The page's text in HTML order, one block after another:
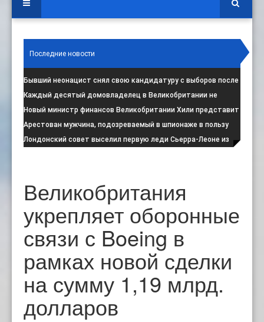
Последние новости
Бывший неонацист снял свою кандидатуру с выборов после
негативной реакции общест:
Каждый десятый домовладелец в Великобритании не
намерен соблюдать запрет на испо:
Новый министр финансов Великобритании Хили представит
свой первый бюджет 28 октя:
Арестован мужчина, подозреваемый в шпионаже в пользу
Ирана на британской военной:
Лондонский совет выселил первую леди Сьерра-Леоне из
Великобритания
укрепляет оборонные
связи с Boeing в
рамках новой сделки
на сумму 1,19 млрд.
долларов